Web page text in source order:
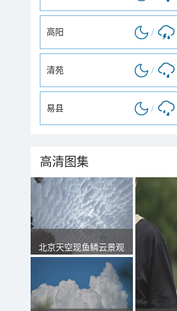
高阳 /
清苑 /
易县 /
高清图集
北京天空现鱼鳞云景观